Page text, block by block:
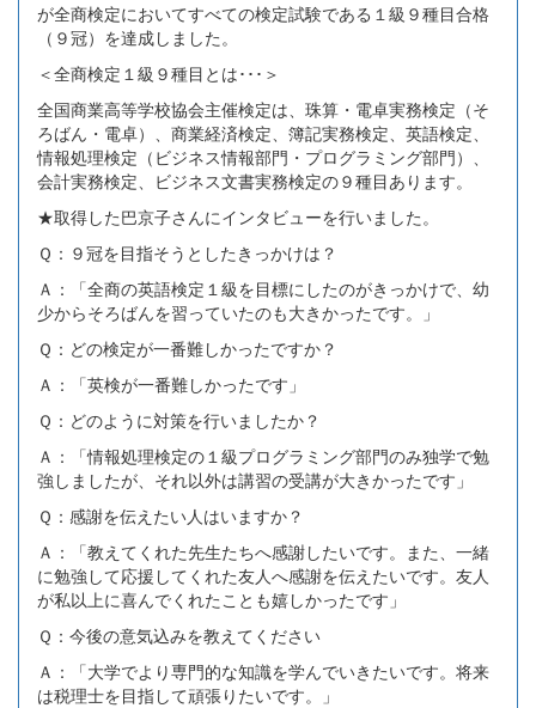
が全商検定においてすべての検定試験である１級９種目合格
（９冠）を達成しました。
＜全商検定１級９種目とは･･･＞
全国商業高等学校協会主催検定は、珠算・電卓実務検定（そ
ろばん・電卓）、商業経済検定、簿記実務検定、英語検定、
情報処理検定（ビジネス情報部門・プログラミング部門）、
会計実務検定、ビジネス文書実務検定の９種目あります。
★取得した巴京子さんにインタビューを行いました。
Ｑ：９冠を目指そうとしたきっかけは？
Ａ：「全商の英語検定１級を目標にしたのがきっかけで、幼
少からそろばんを習っていたのも大きかったです。」
Ｑ：どの検定が一番難しかったですか？
Ａ：「英検が一番難しかったです」
Ｑ：どのように対策を行いましたか？
Ａ：「情報処理検定の１級プログラミング部門のみ独学で勉
強しましたが、それ以外は講習の受講が大きかったです」
Ｑ：感謝を伝えたい人はいますか？
Ａ：「教えてくれた先生たちへ感謝したいです。また、一緒
に勉強して応援してくれた友人へ感謝を伝えたいです。友人
が私以上に喜んでくれたことも嬉しかったです」
Ｑ：今後の意気込みを教えてください
Ａ：「大学でより専門的な知識を学んでいきたいです。将来
は税理士を目指して頑張りたいです。」